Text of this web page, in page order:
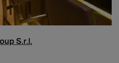
S.r.l.